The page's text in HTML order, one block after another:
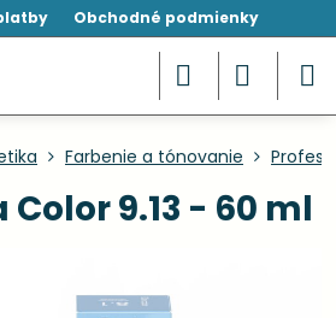
Obchodné podmienky
Farbenie a tónovanie
Color 9.13 - 60 ml